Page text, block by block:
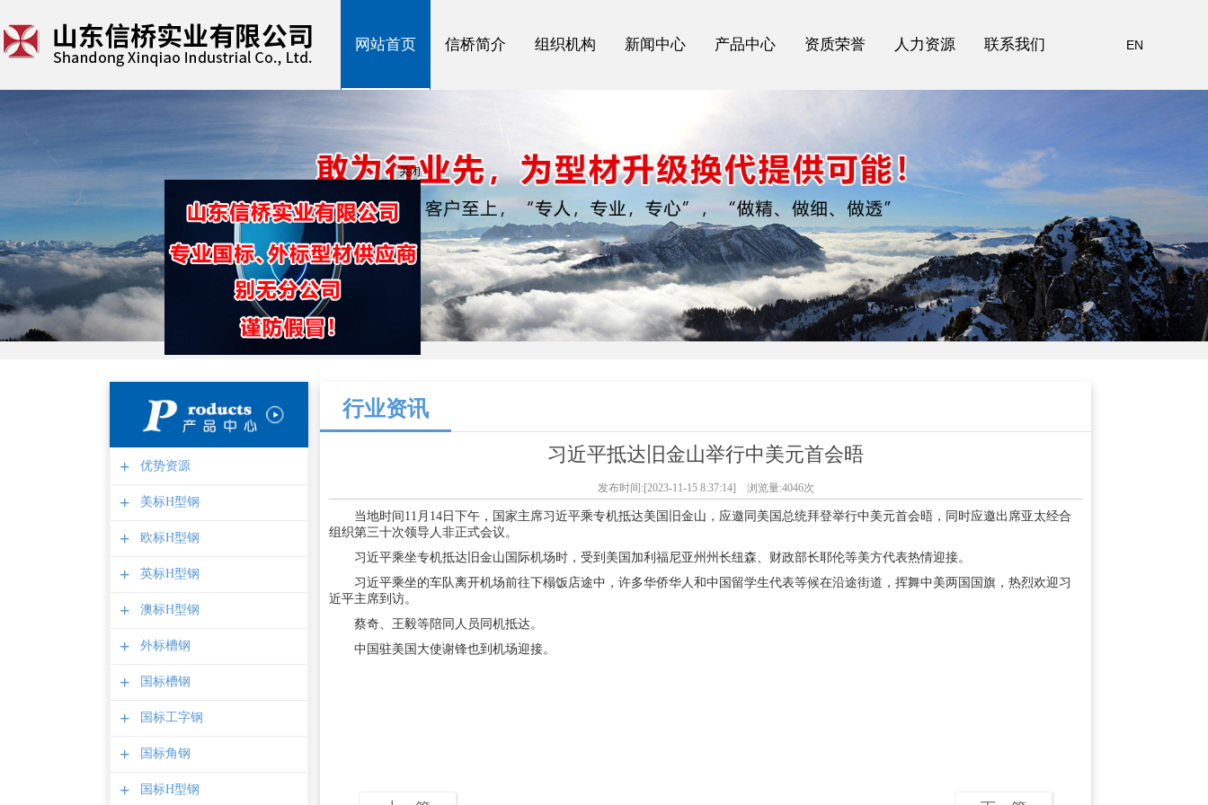
关闭
EN
网站首页
网站首页
信桥简介 组织机构 新闻中心 产品中心 资质荣誉 人力资源 联系我们
+ 优势资源
+ 美标H型钢
+ 欧标H型钢
+ 英标H型钢
+ 澳标H型钢
+ 外标槽钢
+ 国标槽钢
+ 国标工字钢
+ 国标角钢
+ 国标H型钢
行业资讯
习近平抵达旧金山举行中美元首会晤
发布时间:[2023-11-15 8:37:14] 浏览量:4046次
当地时间11月14日下午，国家主席习近平乘专机抵达美国旧金山，应邀同美国总统拜登举行中美元首会晤，同时应邀出席亚太经合
组织第三十次领导人非正式会议。
习近平乘坐专机抵达旧金山国际机场时，受到美国加利福尼亚州州长纽森、财政部长耶伦等美方代表热情迎接。
习近平乘坐的车队离开机场前往下榻饭店途中，许多华侨华人和中国留学生代表等候在沿途街道，挥舞中美两国国旗，热烈欢迎习
近平主席到访。
蔡奇、王毅等陪同人员同机抵达。
中国驻美国大使谢锋也到机场迎接。